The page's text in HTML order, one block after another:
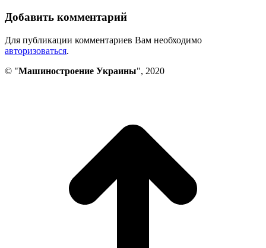
Добавить комментарий
Для публикации комментариев Вам необходимо
авторизоваться.
© "Машиностроение Украины", 2020